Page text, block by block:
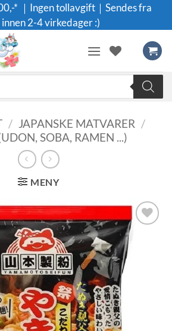
* ｜Ingen tollavgift｜Sendes fra
innen 2-4 virkedager :)
/ JAPANSKE MATVARER /
SOBA, RAMEN ...)
MENY
Legg til i
ønskeliste